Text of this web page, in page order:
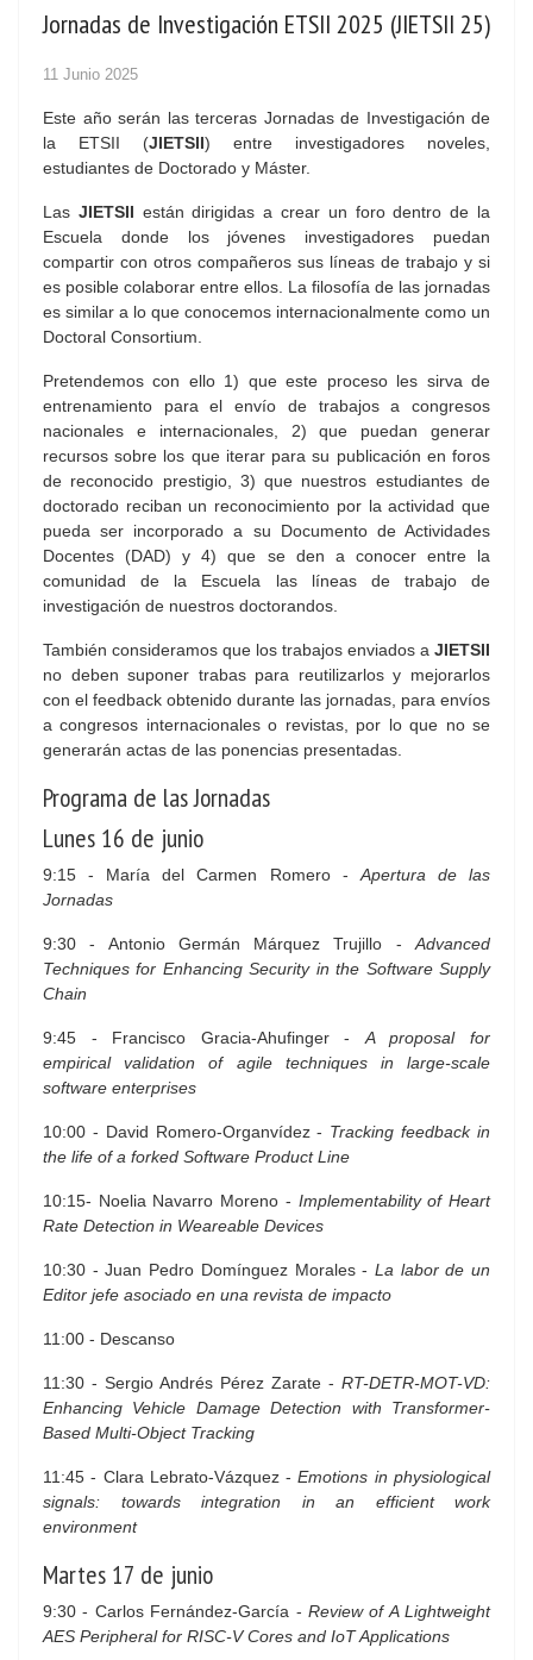
Jornadas de Investigación ETSII 2025 (JIETSII 25)
11 Junio 2025
Este año serán las terceras Jornadas de Investigación de
la ETSII (JIETSII) entre investigadores noveles,
estudiantes de Doctorado y Máster.
Las JIETSII están dirigidas a crear un foro dentro de la
Escuela donde los jóvenes investigadores puedan
compartir con otros compañeros sus líneas de trabajo y si
es posible colaborar entre ellos. La filosofía de las jornadas
es similar a lo que conocemos internacionalmente como un
Doctoral Consortium.
Pretendemos con ello 1) que este proceso les sirva de
entrenamiento para el envío de trabajos a congresos
nacionales e internacionales, 2) que puedan generar
recursos sobre los que iterar para su publicación en foros
de reconocido prestigio, 3) que nuestros estudiantes de
doctorado reciban un reconocimiento por la actividad que
pueda ser incorporado a su Documento de Actividades
Docentes (DAD) y 4) que se den a conocer entre la
comunidad de la Escuela las líneas de trabajo de
investigación de nuestros doctorandos.
También consideramos que los trabajos enviados a JIETSII
no deben suponer trabas para reutilizarlos y mejorarlos
con el feedback obtenido durante las jornadas, para envíos
a congresos internacionales o revistas, por lo que no se
generarán actas de las ponencias presentadas.
Programa de las Jornadas
Lunes 16 de junio
9:15 - María del Carmen Romero - Apertura de las
Jornadas
9:30 - Antonio Germán Márquez Trujillo - Advanced
Techniques for Enhancing Security in the Software Supply
Chain
9:45 - Francisco Gracia-Ahufinger - A proposal for
empirical validation of agile techniques in large-scale
software enterprises
10:00 - David Romero-Organvídez - Tracking feedback in
the life of a forked Software Product Line
10:15- Noelia Navarro Moreno - Implementability of Heart
Rate Detection in Weareable Devices
10:30 - Juan Pedro Domínguez Morales - La labor de un
Editor jefe asociado en una revista de impacto
11:00 - Descanso
11:30 - Sergio Andrés Pérez Zarate - RT-DETR-MOT-VD:
Enhancing Vehicle Damage Detection with Transformer-
Based Multi-Object Tracking
11:45 - Clara Lebrato-Vázquez -Emotions in physiological
signals: towards integration in an efficient work
environment
Martes 17 de junio
9:30 - Carlos Fernández-García - Review of A Lightweight
AES Peripheral for RISC-V Cores and IoT Applications